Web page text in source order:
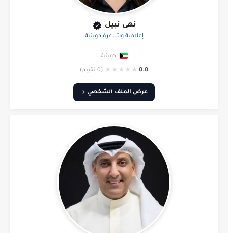
نهى نبيل
إعلامية وشاعرة كويتية
كويتية
0.0
★
★
★
★
★ (0 تقييم)
عرض الملف الشخصي